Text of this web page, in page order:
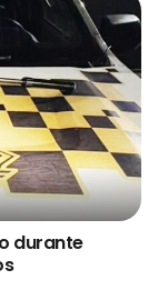
durante